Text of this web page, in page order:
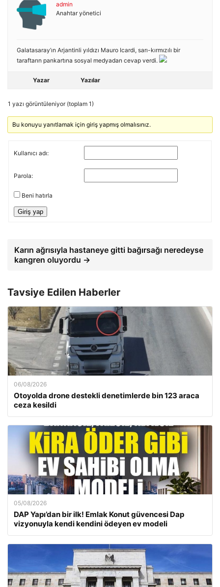
admin
Anahtar yönetici
Galatasaray’ın Arjantinli yıldızı Mauro Icardi, sarı-kırmızılı bir
taraftarın pankartına sosyal medyadan cevap verdi.
Yazar Yazılar
1 yazı görüntüleniyor (toplam 1)
Bu konuyu yanıtlamak için giriş yapmış olmalısınız.
Kullanıcı adı:
Parola:
Beni hatırla
Giriş yap
Karın ağrısıyla hastaneye gitti bağırsağı neredeyse
kangren oluyordu →
Tavsiye Edilen Haberler
06/08/2026
Otoyolda drone destekli denetimlerde bin 123 araca
ceza kesildi
05/08/2026
DAP Yapı’dan bir ilk! Emlak Konut güvencesi Dap
vizyonuyla kendi kendini ödeyen ev modeli